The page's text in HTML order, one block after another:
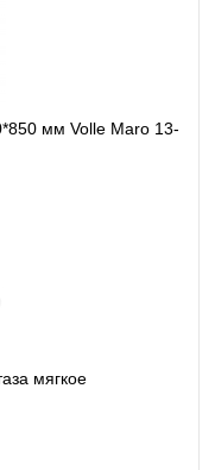
мм Volle Maro 13-
мягкое